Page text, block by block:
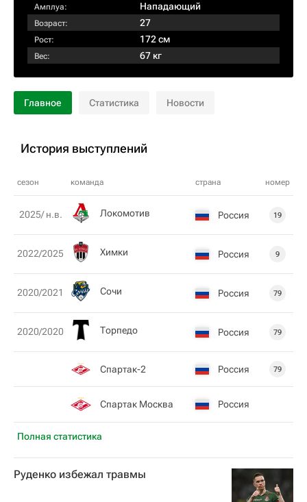
Амплуа: Нападающий
Возраст: 27
Рост: 172 см
Вес: 67 кг
Главное Статистика Новости
История выступлений
сезон команда страна номер
Полная статистика
2025/ н.в. Локомотив Россия 19
2022/2025 Химки Россия 9
2020/2021 Сочи Россия 79
2020/2020 Торпедо Россия 79
Спартак-2 Россия 79
Спартак Москва Россия
Руденко избежал травмы